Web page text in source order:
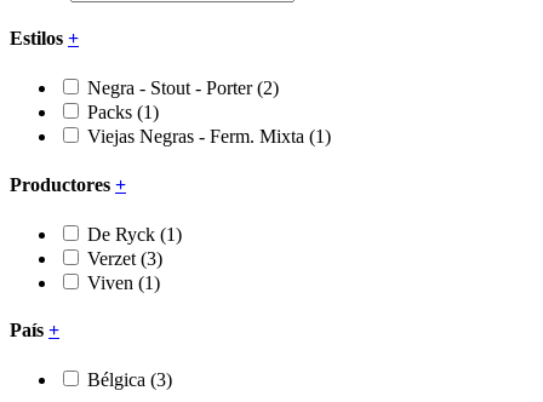
Estilos +
Negra - Stout - Porter(2)
Packs (1)
Viejas Negras - Ferm. Mixta (1)
Productores +
De Ryck (1)
Verzet (3)
Viven (1)
País +
Bélgica (3)